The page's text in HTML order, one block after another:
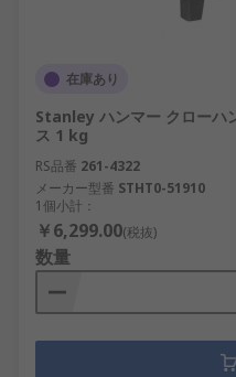
在庫あり
Stanley ハンマー クローハ
ス 1 kg
RS品番 261-4322
メーカー型番 STHT0-51910
1個小計：
￥6,299.00(税抜)
数量